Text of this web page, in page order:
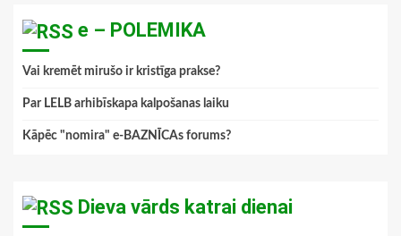
e – POLEMIKA
Vai kremēt mirušo ir kristīga prakse?
Par LELB arhibīskapa kalpošanas laiku
Kāpēc "nomira" e-BAZNĪCAs forums?
Dieva vārds katrai dienai